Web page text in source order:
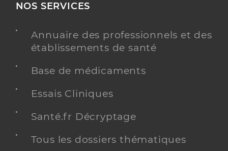
NOS SERVICES
Annuaire des professionnels et des
établissements de santé
Base de médicaments
Essais Cliniques
Santé.fr Décryptage
Tous les dossiers thématiques